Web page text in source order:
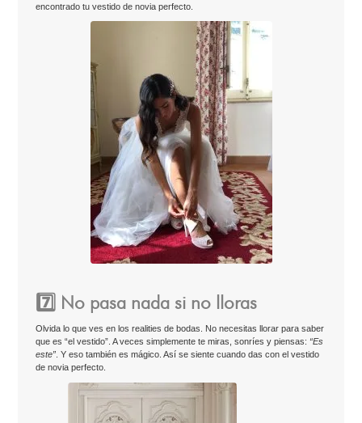
encontrado tu vestido de novia perfecto.
7️⃣ No pasa nada si no lloras
Olvida lo que ves en los realities de bodas. No necesitas llorar para saber
que es “el vestido”. A veces simplemente te miras, sonríes y piensas: “Es
este”. Y eso también es mágico. Así se siente cuando das con el vestido
de novia perfecto.